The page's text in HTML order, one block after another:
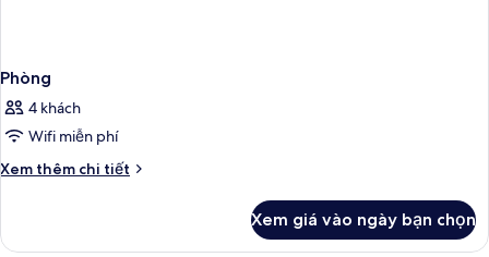
Phòng
4 khách
Wifi miễn phí
Xem thêm chi tiết
Chi
Phòng
Xem giá vào ngày bạn chọn